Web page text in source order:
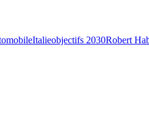
Italieobjectifs 2030Robert